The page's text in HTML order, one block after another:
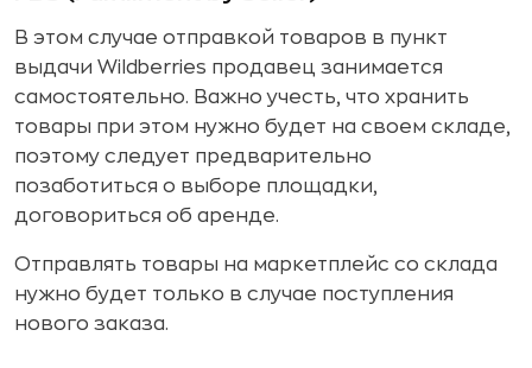
В этом случае отправкой товаров в пункт
выдачи Wildberries продавец занимается
самостоятельно. Важно учесть, что хранить
товары при этом нужно будет на своем складе,
поэтому следует предварительно
позаботиться о выборе площадки,
договориться об аренде.
Отправлять товары на маркетплейс со склада
нужно будет только в случае поступления
нового заказа.